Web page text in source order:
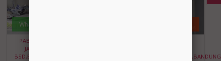
Whatsapp
PABRIK PINTU LIPAT GESER
JAKARTA,TANGGERANG
BSD,BEKASI,CIKAMPEK,BOGOR